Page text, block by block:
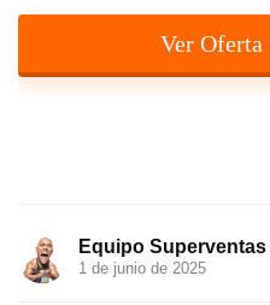
Ver Oferta
Equipo Superventas
1 de junio de 2025